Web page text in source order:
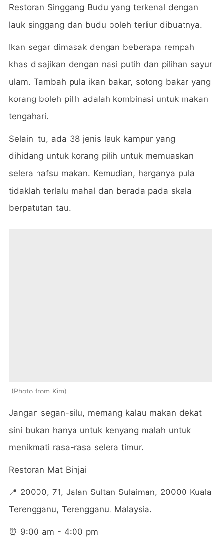
Restoran Singgang Budu yang terkenal dengan
lauk singgang dan budu boleh terliur dibuatnya.
Ikan segar dimasak dengan beberapa rempah
khas disajikan dengan nasi putih dan pilihan sayur
ulam. Tambah pula ikan bakar, sotong bakar yang
korang boleh pilih adalah kombinasi untuk makan
tengahari.
Selain itu, ada 38 jenis lauk kampur yang
dihidang untuk korang pilih untuk memuaskan
selera nafsu makan. Kemudian, harganya pula
tidaklah terlalu mahal dan berada pada skala
berpatutan tau.
Photo from Kim
Jangan segan-silu, memang kalau makan dekat
sini bukan hanya untuk kenyang malah untuk
menikmati rasa-rasa selera timur.
Restoran Mat Binjai
📍 20000, 71, Jalan Sultan Sulaiman, 20000 Kuala
Terengganu, Terengganu, Malaysia.
⏰ 9:00 am - 4:00 pm